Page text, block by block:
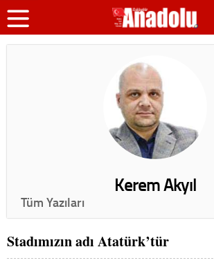
Kerem Akyıl
Tüm Yazıları
Stadımızın adı Atatürk’tür